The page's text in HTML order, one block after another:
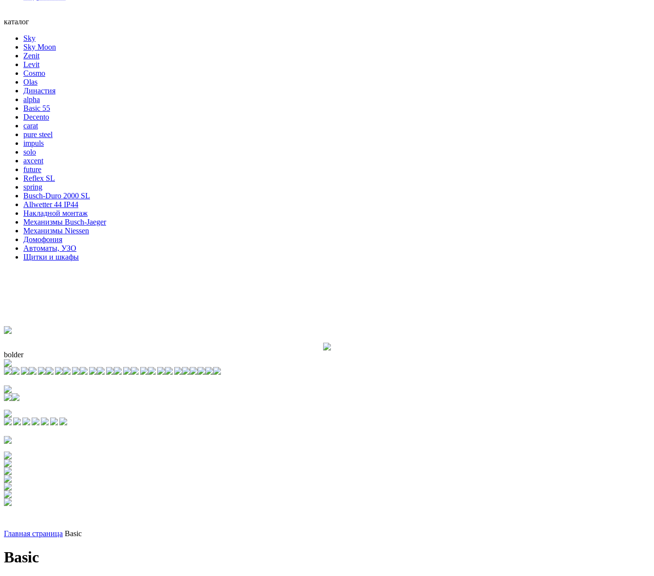
каталог
Sky
Sky Moon
Zenit
Levit
Cosmo
Olas
Династия
alpha
Basic 55
Decento
carat
pure steel
impuls
solo
axcent
future
Reflex SL
spring
Busch-Duro 2000 SL
Allwetter 44 IP44
Накладной монтаж
Механизмы Busch-Jaeger
Механизмы Niessen
Домофония
Автоматы, УЗО
Щитки и шкафы
bolder
Главная страница Basic
Basic